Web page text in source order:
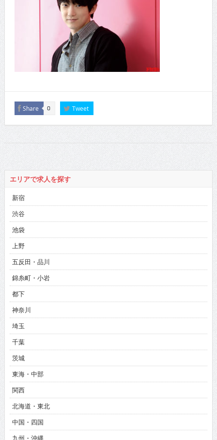
Share 0 Tweet
エリアで求人を探す
新宿
渋谷
池袋
上野
五反田・品川
錦糸町・小岩
都下
神奈川
埼玉
千葉
茨城
東海・中部
関西
北海道・東北
中国・四国
九州・沖縄